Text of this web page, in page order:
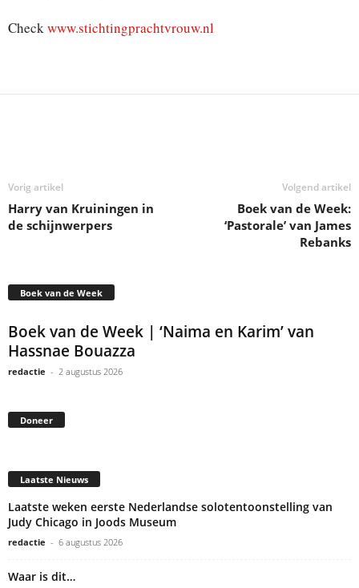
Checkwww.stichtingprachtvrouw.nl
Vorig artikel
Harry van Kruiningen in
de schijnwerpers
Volgend artikel
Boek van de Week:
‘Pastorale’ van James
Rebanks
Boek van de Week
Boek van de Week | ‘Naima en Karim’ van
Hassnae Bouazza
redactie - 2 augustus 2026
Doneer
Laatste Nieuws
Laatste weken eerste Nederlandse solotentoonstelling van
Judy Chicago in Joods Museum
redactie - 6 augustus 2026
Waar is dit…